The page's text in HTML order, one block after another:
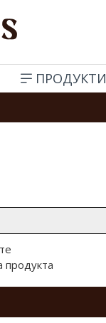
ПРОДУКТИ
продукта